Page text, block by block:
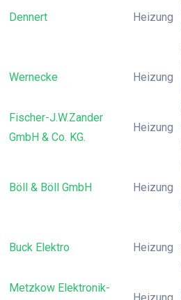
Dennert Heizung
Wernecke Heizung
Fischer-J.W.Zander
GmbH & Co. KG.
Heizung
Böll & Böll GmbH Heizung
Buck Elektro Heizung
Metzkow Elektronik-